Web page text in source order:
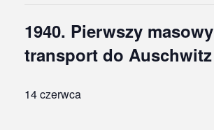
1940. Pierwszy masowy
transport do Auschwitz
14 czerwca